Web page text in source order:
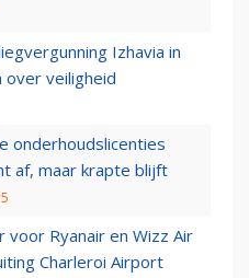
Izhavia in
veiligheid
onderhoudslicenties
af, maar krapte blijft
voor Ryanair en Wizz Air
Charleroi Airport